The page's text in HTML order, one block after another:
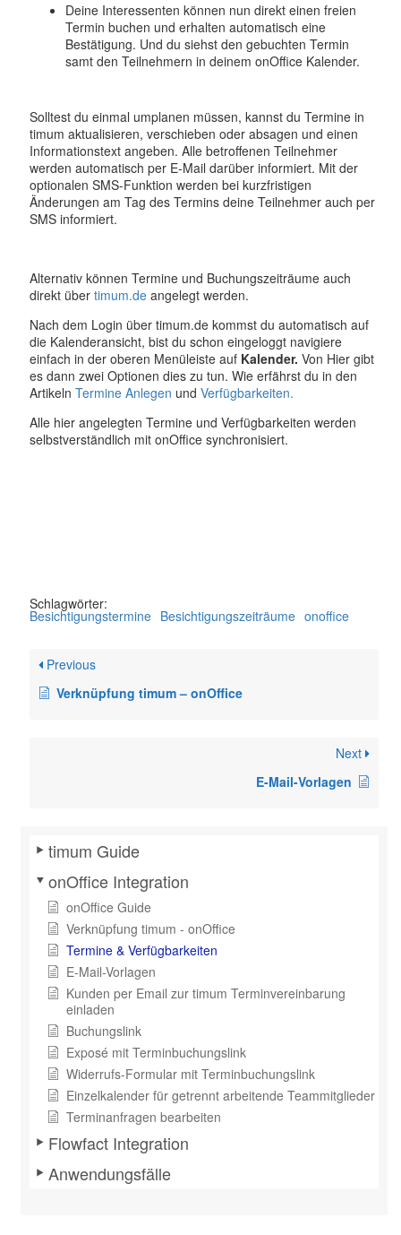
timum Guide
onOffice Integration
onOffice Guide
Verknüpfung timum - onOffice
Termine & Verfügbarkeiten
E-Mail-Vorlagen
Kunden per Email zur timum Terminvereinbarung
einladen
Buchungslink
Exposé mit Terminbuchungslink
Widerrufs-Formular mit Terminbuchungslink
Einzelkalender für getrennt arbeitende Teammitglieder
Terminanfragen bearbeiten
Flowfact Integration
Anwendungsfälle
Deine Interessenten können nun direkt einen freien
Termin buchen und erhalten automatisch eine
Bestätigung. Und du siehst den gebuchten Termin
samt den Teilnehmern in deinem onOffice Kalender.
Solltest du einmal umplanen müssen, kannst du Termine in
timum aktualisieren, verschieben oder absagen und einen
Informationstext angeben. Alle betroffenen Teilnehmer
werden automatisch per E-Mail darüber informiert. Mit der
optionalen SMS-Funktion werden bei kurzfristigen
Änderungen am Tag des Termins deine Teilnehmer auch per
SMS informiert.
Alternativ können Termine und Buchungszeiträume auch
direkt über timum.de angelegt werden.
Nach dem Login über timum.de kommst du automatisch auf
die Kalenderansicht, bist du schon eingeloggt navigiere
einfach in der oberen Menüleiste auf Kalender. Von Hier gibt
es dann zwei Optionen dies zu tun. Wie erfährst du in den
Artikeln Termine Anlegen und Verfügbarkeiten.
Alle hier angelegten Termine und Verfügbarkeiten werden
selbstverständlich mit onOffice synchronisiert.
Schlagwörter:
Besichtigungstermine Besichtigungszeiträume onoffice
Previous
Verknüpfung timum – onOffice
Next
E-Mail-Vorlagen